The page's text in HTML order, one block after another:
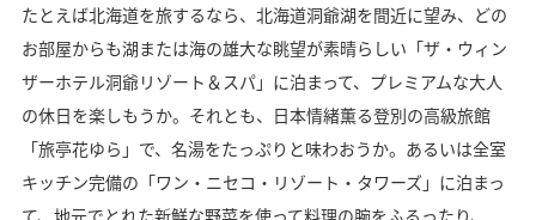
たとえば北海道を旅するなら、北海道洞爺湖を間近に望み、どの
お部屋からも湖または海の雄大な眺望が素晴らしい「ザ・ウィン
ザーホテル洞爺リゾート＆スパ」に泊まって、プレミアムな大人
の休日を楽しもうか。それとも、日本情緒薫る登別の高級旅館
「旅亭花ゆら」で、名湯をたっぷりと味わおうか。あるいは全室
キッチン完備の「ワン・ニセコ・リゾート・タワーズ」に泊まっ
て、地元でとれた新鮮な野菜を使って料理の腕をふるったり、